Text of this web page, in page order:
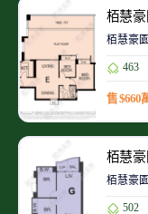
栢慧
栢慧豪
463
售 $660
栢慧
栢慧豪
502